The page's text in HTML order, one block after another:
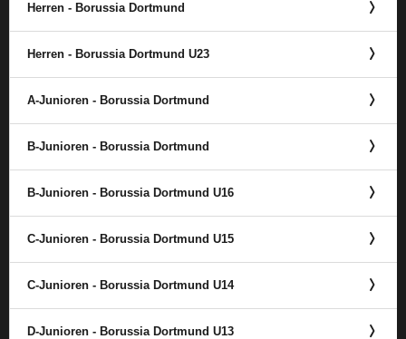
Herren - Borussia Dortmund
Herren - Borussia Dortmund U23
A-Junioren - Borussia Dortmund
B-Junioren - Borussia Dortmund
B-Junioren - Borussia Dortmund U16
C-Junioren - Borussia Dortmund U15
C-Junioren - Borussia Dortmund U14
D-Junioren - Borussia Dortmund U13